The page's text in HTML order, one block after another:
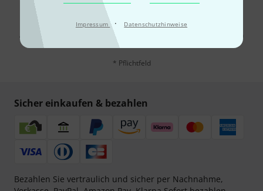
Impressum · Datenschutzhinweise
Mit Klick auf „Jetzt anmelden“ stimmen Sie dem Erhalt von E-Mail-
Werbung und einer Messung des E-Mail-Nutzungsverhaltens zu. Die
Abmeldung ist jederzeit möglich. Weitere Informationen finden Sie in
Datenschutzhinweisen
* Pflichtfeld
Sicher einkaufen & bezahlen
Bezahlen Sie vertraulich und sicher per Nachnahme,